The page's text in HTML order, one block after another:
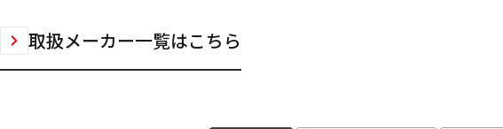
取扱メーカー一覧はこちら